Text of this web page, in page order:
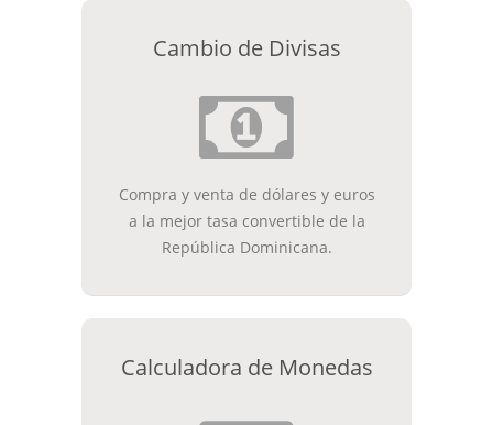
Cambio de Divisas
Compra y venta de dólares y euros
a la mejor tasa convertible de la
República Dominicana.
Calculadora de Monedas